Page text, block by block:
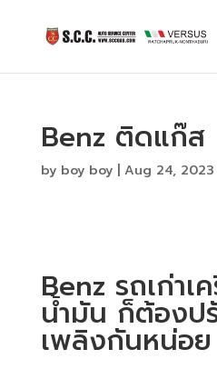
Benz ติดแก๊ส
by boy boy| Aug 24, 2023
Benz รถเก่าเ
น้ำมัน ก็ต้องป
เพลิงกันหน่อย